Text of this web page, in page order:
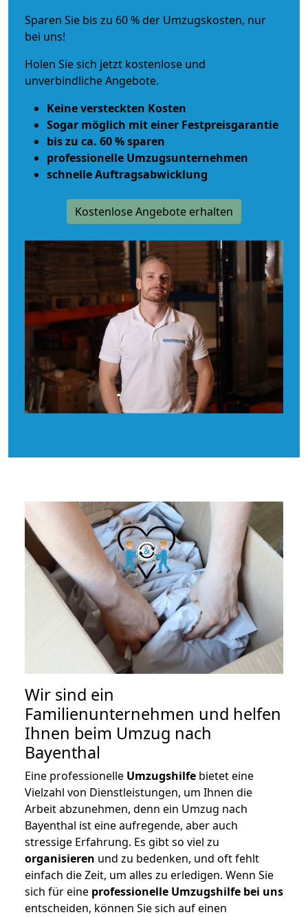
Sparen Sie bis zu 60 % der Umzugskosten, nur
bei uns!
Holen Sie sich jetzt kostenlose und
unverbindliche Angebote.
Keine versteckten Kosten
Sogar möglich mit einer Festpreisgarantie
bis zu ca. 60 % sparen
professionelle Umzugsunternehmen
schnelle Auftragsabwicklung
Kostenlose Angebote erhalten
Wir sind ein
Familienunternehmen und helfen
Ihnen beim Umzug nach
Bayenthal
Eine professionelle Umzugshilfe bietet eine
Vielzahl von Dienstleistungen, um Ihnen die
Arbeit abzunehmen, denn ein Umzug nach
Bayenthal ist eine aufregende, aber auch
stressige Erfahrung. Es gibt so viel zu
organisieren und zu bedenken, und oft fehlt
einfach die Zeit, um alles zu erledigen. Wenn Sie
sich für eine professionelle Umzugshilfe bei uns
entscheiden, können Sie sich auf einen